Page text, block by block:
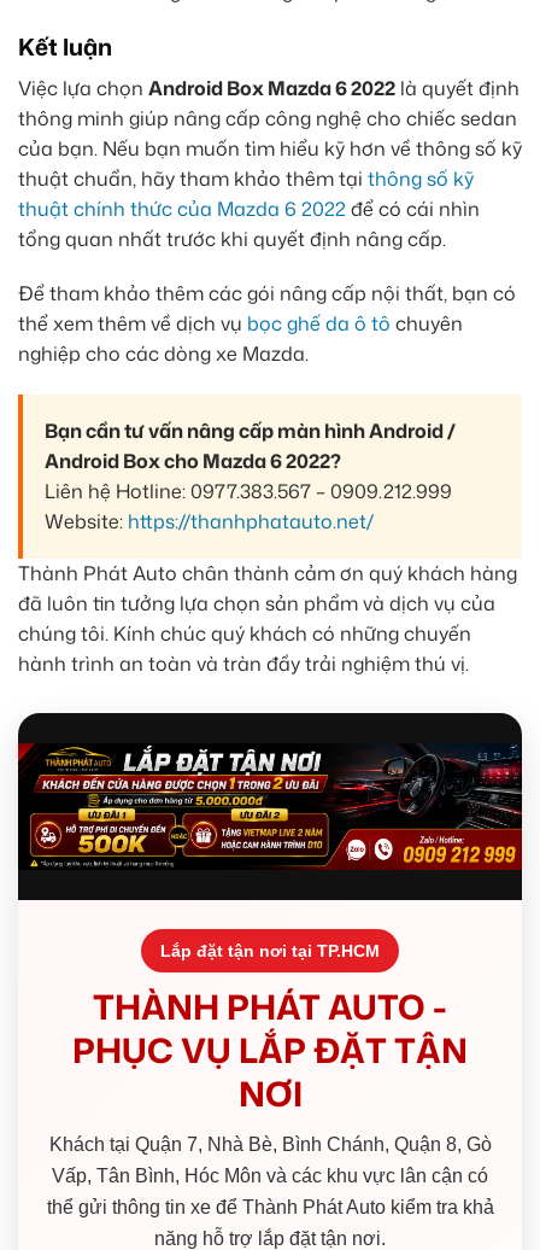
Kết luận
Việc lựa chọn Android Box Mazda 6 2022 là quyết định
thông minh giúp nâng cấp công nghệ cho chiếc sedan
của bạn. Nếu bạn muốn tìm hiểu kỹ hơn về thông số kỹ
thuật chuẩn, hãy tham khảo thêm tại thông số kỹ
thuật chính thức của Mazda 6 2022để có cái nhìn
tổng quan nhất trước khi quyết định nâng cấp.
Để tham khảo thêm các gói nâng cấp nội thất, bạn có
thể xem thêm về dịch vụ bọc ghế da ô tô chuyên
nghiệp cho các dòng xe Mazda.
Bạn cần tư vấn nâng cấp màn hình Android /
Android Box cho Mazda 6 2022?
Liên hệ Hotline: 0977.383.567 – 0909.212.999
Website: https://thanhphatauto.net/
Thành Phát Auto chân thành cảm ơn quý khách hàng
đã luôn tin tưởng lựa chọn sản phẩm và dịch vụ của
chúng tôi. Kính chúc quý khách có những chuyến
hành trình an toàn và tràn đầy trải nghiệm thú vị.
Lắp đặt tận nơi tại TP.HCM
THÀNH PHÁT AUTO -
PHỤC VỤ LẮP ĐẶT TẬN
NƠI
Khách tại Quận 7, Nhà Bè, Bình Chánh, Quận 8, Gò
Vấp, Tân Bình, Hóc Môn và các khu vực lân cận có
thể gửi thông tin xe để Thành Phát Auto kiểm tra khả
năng hỗ trợ lắp đặt tận nơi.